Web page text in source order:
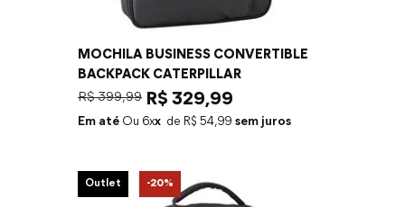
MOCHILA BUSINESS CONVERTIBLE
BACKPACK CATERPILLAR
R$ 399,99 R$ 329,99
Em até 6 x R$ 54,99 sem juros
Outlet -20%